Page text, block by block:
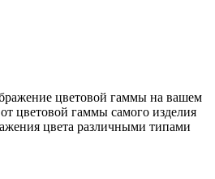
цветовой гаммы на вашем
цветовой гаммы самого изделия
цвета различными типами